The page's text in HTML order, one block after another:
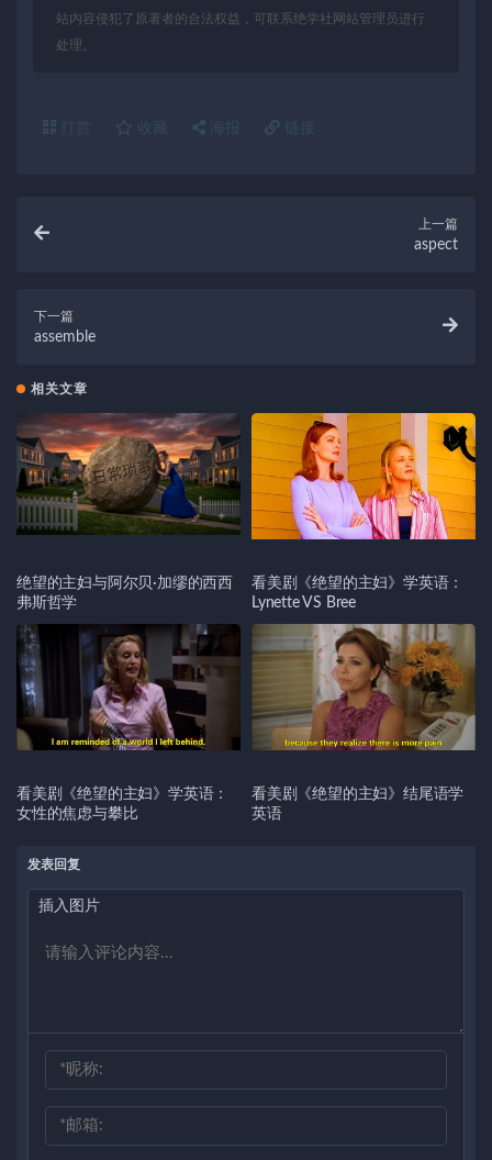
站内容侵犯了原著者的合法权益，可联系绝学社网站管理员进行
处理。
打赏 收藏 海报 链接
上一篇
aspect
下一篇
assemble
相关文章
绝望的主妇与阿尔贝·加缪的西西
弗斯哲学
看美剧《绝望的主妇》学英语：
Lynette VS Bree
看美剧《绝望的主妇》学英语：
女性的焦虑与攀比
看美剧《绝望的主妇》结尾语学
英语
发表回复
插入图片